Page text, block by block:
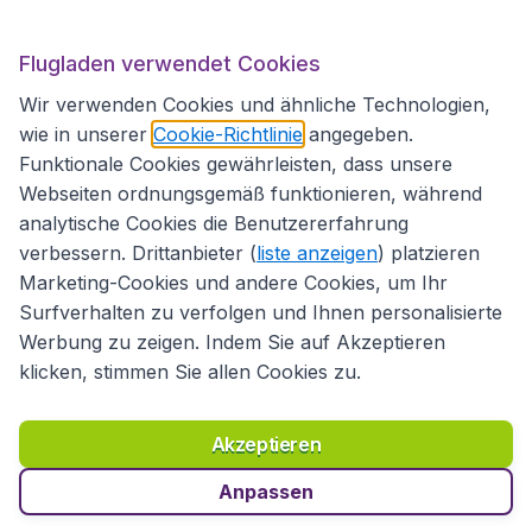
Flugladen.at
Internationale Webseiten
Richtlinien und Bedingungen
Haftungsausschluss
Datenschutzerklärung
Cookies Copyright © 2026
Flugladen verwendet Cookies
Wir verwenden Cookies und ähnliche Technologien,
wie in unserer Cookie-Richtlinie angegeben.
Funktionale Cookies gewährleisten, dass unsere
Webseiten ordnungsgemäß funktionieren, während
analytische Cookies die Benutzererfahrung
verbessern. Drittanbieter (liste anzeigen) platzieren
Marketing-Cookies und andere Cookies, um Ihr
Surfverhalten zu verfolgen und Ihnen personalisierte
Werbung zu zeigen. Indem Sie auf Akzeptieren
klicken, stimmen Sie allen Cookies zu.
Akzeptieren
Anpassen